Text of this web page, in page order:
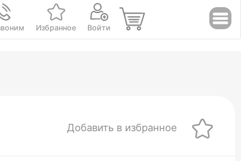
Избранное Войти
Добавить в избранное